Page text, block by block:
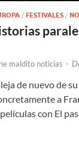
/ FESTIVALES /
maldito noticias -
de nuevo de
a
con El